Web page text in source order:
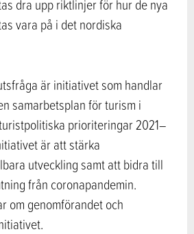
dra upp riktlinjer för hur de nya
vara på i det nordiska
är initiativet som handlar
samarbetsplan för turism i
prioriteringar 2021–
är att stärka
utveckling samt att bidra till
från coronapandemin.
om genomförandet och